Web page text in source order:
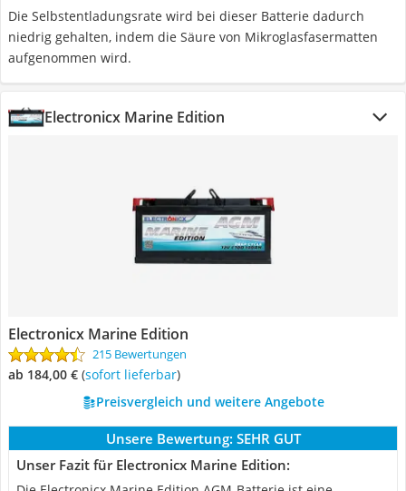
Die Selbstentladungsrate wird bei dieser Batterie dadurch
niedrig gehalten, indem die Säure von Mikroglasfasermatten
aufgenommen wird.
Electronicx Marine Edition
Electronicx Marine Edition
215 Bewertungen
ab 184,00 € ( Sofort lieferbar)
Preisvergleich und weitere Angebote
Unsere Bewertung: SEHR GUT
Unser Fazit für Electronicx Marine Edition: